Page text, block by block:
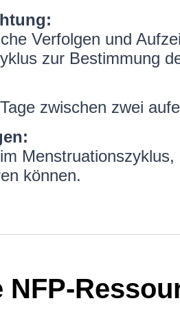
Verfolgen und
zur Bestimmung
zwischen zwei
können.
NFP-